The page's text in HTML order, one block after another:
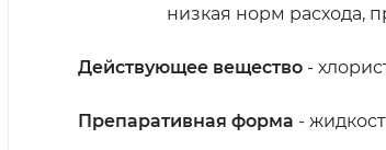
низкая норм расхода,
Действующее вещество -
Препаративная форма -